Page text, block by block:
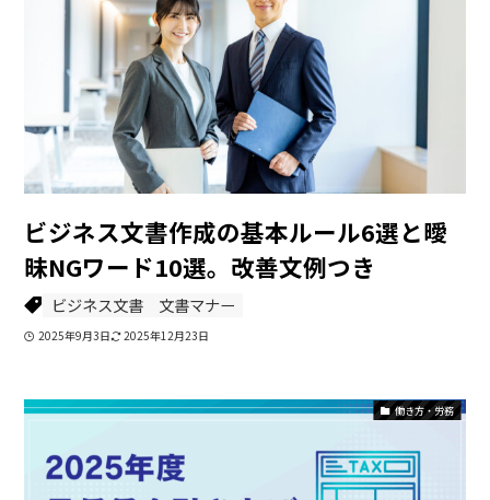
ビジネス文書作成の基本ルール6選と曖
昧NGワード10選。改善文例つき
ビジネス文書 文書マナー
2025年9月3日 2025年12月23日
働き方・労務